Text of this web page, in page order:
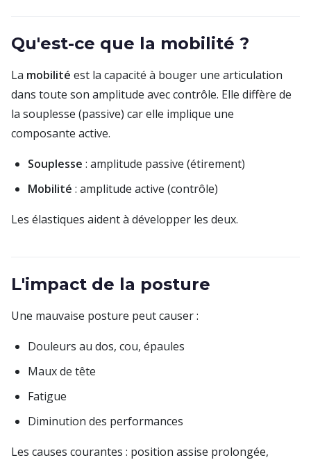
Qu'est-ce que la mobilité ?
La mobilité est la capacité à bouger une articulation
dans toute son amplitude avec contrôle. Elle diffère de
la souplesse (passive) car elle implique une
composante active.
Souplesse : amplitude passive (étirement)
Mobilité : amplitude active (contrôle)
Les élastiques aident à développer les deux.
L'impact de la posture
Une mauvaise posture peut causer :
Douleurs au dos, cou, épaules
Maux de tête
Fatigue
Diminution des performances
Les causes courantes : position assise prolongée,